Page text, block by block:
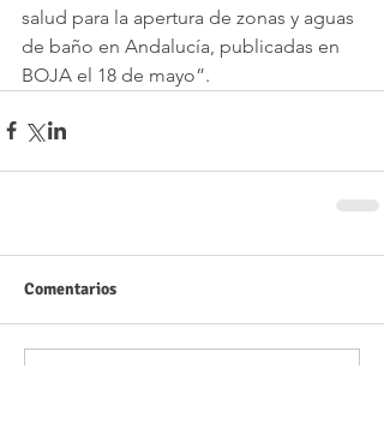
salud para la apertura de zonas y aguas
de baño en Andalucía, publicadas en
BOJA el 18 de mayo”.
Comentarios